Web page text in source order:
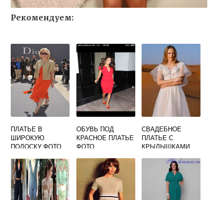
Рекомендуем:
ПЛАТЬЕ В
ШИРОКУЮ
ПОЛОСКУ ФОТО
ОБУВЬ ПОД
КРАСНОЕ ПЛАТЬЕ
ФОТО
СВАДЕБНОЕ
ПЛАТЬЕ С
КРЫЛЫШКАМИ